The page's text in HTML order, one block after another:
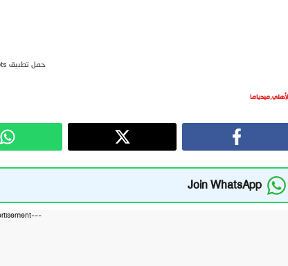
حمل تطبيق newspoots
,ميدياما
Join WhatsApp
---Advertisement---